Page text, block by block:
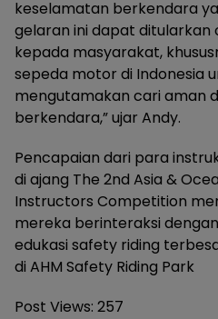
keselamatan berkendara
gelaran ini dapat ditularkan
kepada masyarakat,
sepeda motor di Indonesia
mengutamakan cari aman
berkendara,” ujar Andy.
Pencapaian dari para
di ajang The 2nd Asia &
Instructors Competition
mereka berinteraksi
edukasi safety riding
di AHM Safety Riding Park
Post Views: 257